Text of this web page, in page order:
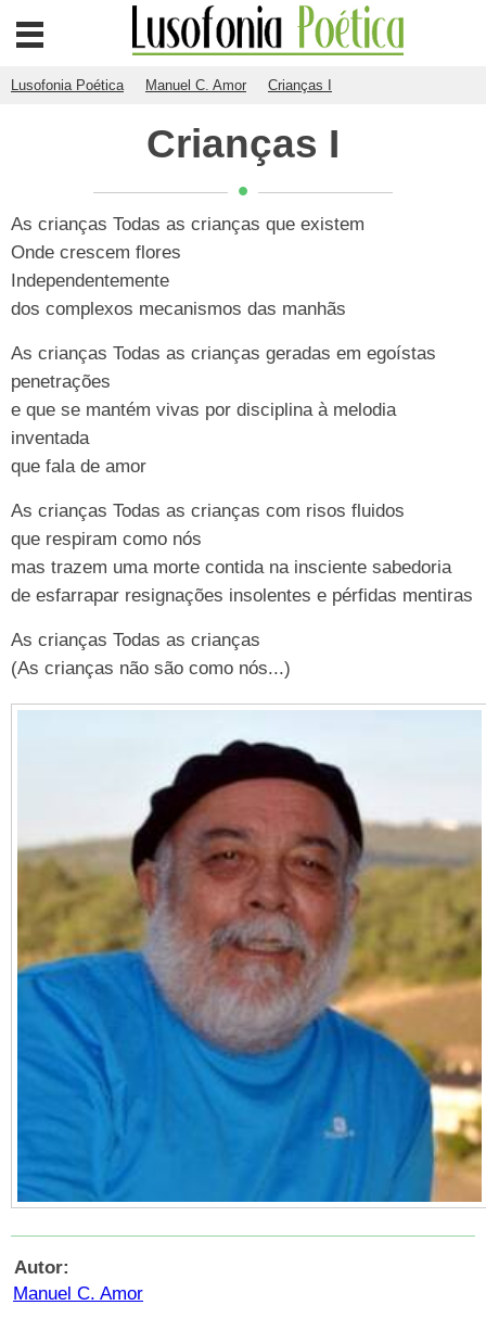
Lusofonia Poética Manuel C. Amor Crianças I
Crianças I
As crianças Todas as crianças que existem
Onde crescem flores
Independentemente
dos complexos mecanismos das manhãs
As crianças Todas as crianças geradas em egoístas
penetrações
e que se mantém vivas por disciplina à melodia
inventada
que fala de amor
As crianças Todas as crianças com risos fluidos
que respiram como nós
mas trazem uma morte contida na insciente sabedoria
de esfarrapar resignações insolentes e pérfidas mentiras
As crianças Todas as crianças
(As crianças não são como nós...)
Autor:
Manuel C. Amor